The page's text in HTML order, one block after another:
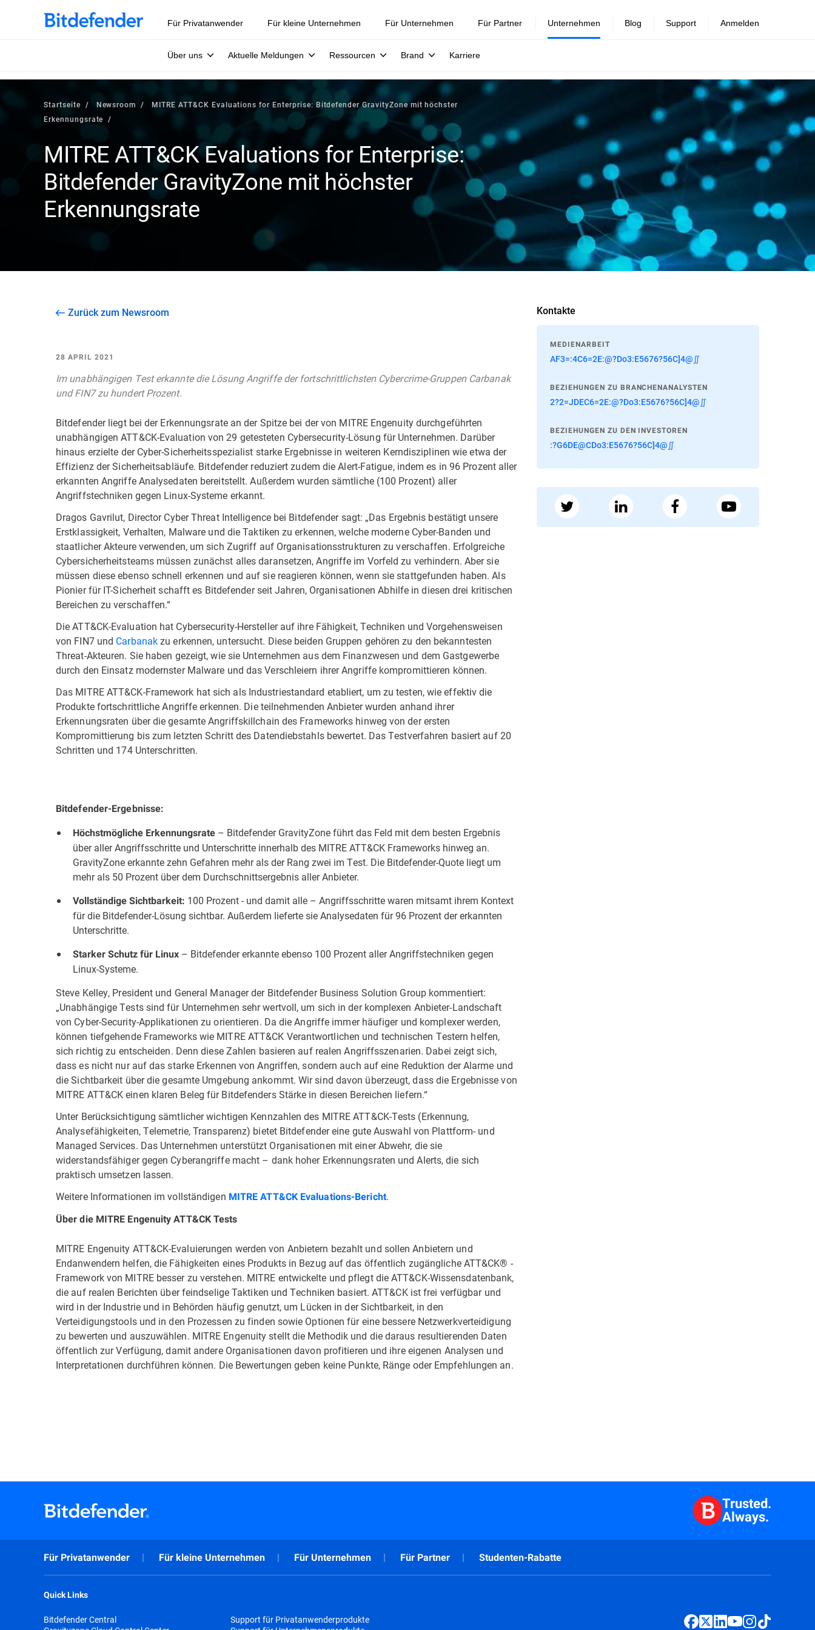
Für Privatanwender Für kleine Unternehmen Für Unternehmen Für Partner Unternehmen
Über uns Aktuelle Meldungen Ressourcen Brand Karriere
Blog Support Anmelden
Startseite Newsroom
MITRE ATT&CK Evaluations for Enterprise: Bitdefender GravityZone mit höchster
Erkennungsrate
MITRE ATT&CK Evaluations for Enterprise:
Bitdefender GravityZone mit höchster
Erkennungsrate
Zurück zum Newsroom
28 APRIL 2021
Im unabhängigen Test erkannte die Lösung Angriffe der fortschrittlichsten Cybercrime-Gruppen Carbanak
und FIN7 zu hundert Prozent.
Bitdefender liegt bei der Erkennungsrate an der Spitze bei der von MITRE Engenuity durchgeführten
unabhängigen ATT&CK-Evaluation von 29 getesteten Cybersecurity-Lösung für Unternehmen. Darüber
hinaus erzielte der Cyber-Sicherheitsspezialist starke Ergebnisse in weiteren Kerndisziplinen wie etwa der
Effizienz der Sicherheitsabläufe. Bitdefender reduziert zudem die Alert-Fatigue, indem es in 96 Prozent aller
erkannten Angriffe Analysedaten bereitstellt. Außerdem wurden sämtliche (100 Prozent) aller
Angriffstechniken gegen Linux-Systeme erkannt.
Dragos Gavrilut, Director Cyber Threat Intelligence bei Bitdefender sagt: „Das Ergebnis bestätigt unsere
Erstklassigkeit, Verhalten, Malware und die Taktiken zu erkennen, welche moderne Cyber-Banden und
staatlicher Akteure verwenden, um sich Zugriff auf Organisationsstrukturen zu verschaffen. Erfolgreiche
Cybersicherheitsteams müssen zunächst alles daransetzen, Angriffe im Vorfeld zu verhindern. Aber sie
müssen diese ebenso schnell erkennen und auf sie reagieren können, wenn sie stattgefunden haben. Als
Pionier für IT-Sicherheit schafft es Bitdefender seit Jahren, Organisationen Abhilfe in diesen drei kritischen
Bereichen zu verschaffen.“
Die ATT&CK-Evaluation hat Cybersecurity-Hersteller auf ihre Fähigkeit, Techniken und Vorgehensweisen
von FIN7 und Carbanakzu erkennen, untersucht. Diese beiden Gruppen gehören zu den bekanntesten
Threat-Akteuren. Sie haben gezeigt, wie sie Unternehmen aus dem Finanzwesen und dem Gastgewerbe
durch den Einsatz modernster Malware und das Verschleiern ihrer Angriffe kompromittieren können.
Das MITRE ATT&CK-Framework hat sich als Industriestandard etabliert, um zu testen, wie effektiv die
Produkte fortschrittliche Angriffe erkennen. Die teilnehmenden Anbieter wurden anhand ihrer
Erkennungsraten über die gesamte Angriffskillchain des Frameworks hinweg von der ersten
Kompromittierung bis zum letzten Schritt des Datendiebstahls bewertet. Das Testverfahren basiert auf 20
Schritten und 174 Unterschritten.
Bitdefender-Ergebnisse:
Höchstmögliche Erkennungsrate – Bitdefender GravityZoneführt das Feld mit dem besten Ergebnis
über aller Angriffsschritte und Unterschritte innerhalb des MITRE ATT&CK Frameworks hinweg an.
GravityZone erkannte zehn Gefahren mehr als der Rang zwei im Test. Die Bitdefender-Quote liegt um
mehr als 50 Prozent über dem Durchschnittsergebnis aller Anbieter.
Vollständige Sichtbarkeit: 100 Prozent - und damit alle – Angriffsschritte waren mitsamt ihrem Kontext
für die Bitdefender-Lösung sichtbar. Außerdem lieferte sie Analysedaten für 96 Prozent der erkannten
Unterschritte.
Starker Schutz für Linux – Bitdefender erkannte ebenso 100 Prozent aller Angriffstechniken gegen
Linux-Systeme.
Steve Kelley, President und General Manager der Bitdefender Business Solution Group kommentiert:
„Unabhängige Tests sind für Unternehmen sehr wertvoll, um sich in der komplexen Anbieter-Landschaft
von Cyber-Security-Applikationen zu orientieren. Da die Angriffe immer häufiger und komplexer werden,
können tiefgehende Frameworks wie MITRE ATT&CK Verantwortlichen und technischen Testern helfen,
sich richtig zu entscheiden. Denn diese Zahlen basieren auf realen Angriffsszenarien. Dabei zeigt sich,
dass es nicht nur auf das starke Erkennen von Angriffen, sondern auch auf eine Reduktion der Alarme und
die Sichtbarkeit über die gesamte Umgebung ankommt. Wir sind davon überzeugt, dass die Ergebnisse von
MITRE ATT&CK einen klaren Beleg für Bitdefenders Stärke in diesen Bereichen liefern.“
Unter Berücksichtigung sämtlicher wichtigen Kennzahlen des MITRE ATT&CK-Tests (Erkennung,
Analysefähigkeiten, Telemetrie, Transparenz) bietet Bitdefender eine gute Auswahl von Plattform- und
Managed Services. Das Unternehmen unterstützt Organisationen mit einer Abwehr, die sie
widerstandsfähiger gegen Cyberangriffe macht – dank hoher Erkennungsraten und Alerts, die sich
praktisch umsetzen lassen.
Weitere Informationen im vollständigen MITRE ATT&CK Evaluations-Bericht.
Über die MITRE Engenuity ATT&CK Tests
MITRE Engenuity ATT&CK-Evaluierungen werden von Anbietern bezahlt und sollen Anbietern und
Endanwendern helfen, die Fähigkeiten eines Produkts in Bezug auf das öffentlich zugängliche ATT&CK® -
Framework von MITRE besser zu verstehen. MITRE entwickelte und pflegt die ATT&CK-Wissensdatenbank,
die auf realen Berichten über feindselige Taktiken und Techniken basiert. ATT&CK ist frei verfügbar und
wird in der Industrie und in Behörden häufig genutzt, um Lücken in der Sichtbarkeit, in den
Verteidigungstools und in den Prozessen zu finden sowie Optionen für eine bessere Netzwerkverteidigung
zu bewerten und auszuwählen. MITRE Engenuity stellt die Methodik und die daraus resultierenden Daten
öffentlich zur Verfügung, damit andere Organisationen davon profitieren und ihre eigenen Analysen und
Interpretationen durchführen können. Die Bewertungen geben keine Punkte, Ränge oder Empfehlungen an.
Kontakte
MEDIENARBEIT
AF3=:4C6=2E:@?Do3:E5676?56C]4@∬
BEZIEHUNGEN ZU BRANCHENANALYSTEN
2?2=JDEC6=2E:@?Do3:E5676?56C]4@∬
BEZIEHUNGEN ZU DEN INVESTOREN
:?G6DE@CDo3:E5676?56C]4@∬
Trusted.
Always.
Für Privatanwender Für kleine Unternehmen Für Unternehmen Für Partner Studenten-Rabatte
Quick Links
Bitdefender Central
Support für Privatanwenderprodukte